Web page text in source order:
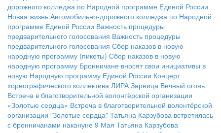
дорожного колледжа по Народной программе Единой России
Новая жизнь Автомобильно-дорожного колледжа по Народной
программе Единой России Важность процедуры
предварительного голосования Важность процедуры
предварительного голосования Сбор наказов в новую
народную программу (пикеты) Сбор наказов в новую
народную программу Бронничане вносят свои инициативы в
новую Народную программу Единой России Концерт
хореографического коллектива ЛИРА Зарница Вечный огонь
Встреча в благотворительной волонтёрской организации
«Золотые сердца» Встреча в благотворительной волонтёрской
организации "Золотые сердца" Татьяна Карзубова встретилась
с бронничанами накануне 9 Мая Татьяна Карзубова